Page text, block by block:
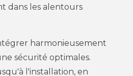
dans les alentours
harmonieusement
sécurité optimales.
l'installation, en